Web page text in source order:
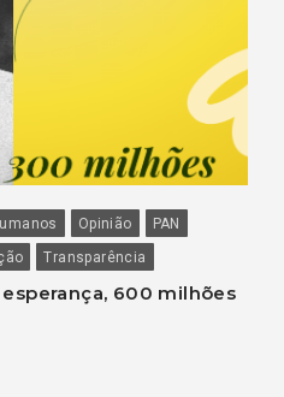
Opinião
PAN
Transparência
600 milhões